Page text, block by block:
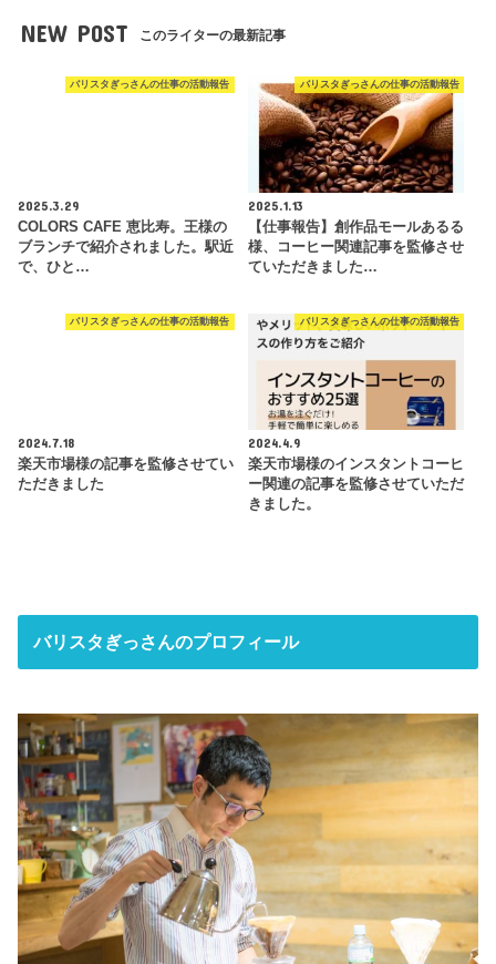
NEW POST このライターの最新記事
バリスタぎっさんの仕事の活動報告
2025.3.29
COLORS CAFE 恵比寿。王様の
ブランチで紹介されました。駅近
で、ひと…
バリスタぎっさんの仕事の活動報告
2025.1.13
【仕事報告】創作品モールあるる
様、コーヒー関連記事を監修させ
ていただきました…
バリスタぎっさんの仕事の活動報告
2024.7.18
楽天市場様の記事を監修させてい
ただきました
バリスタぎっさんの仕事の活動報告
2024.4.9
楽天市場様のインスタントコーヒ
ー関連の記事を監修させていただ
きました。
バリスタぎっさんのプロフィール